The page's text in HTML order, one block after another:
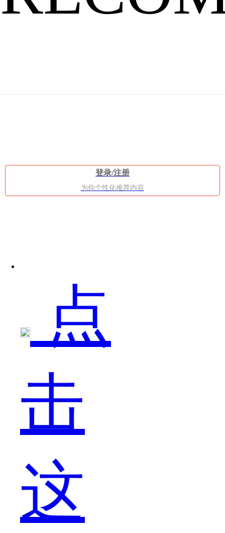
能
目
睹
吴
登录/注册
为你个性化推荐内容
点
击
这